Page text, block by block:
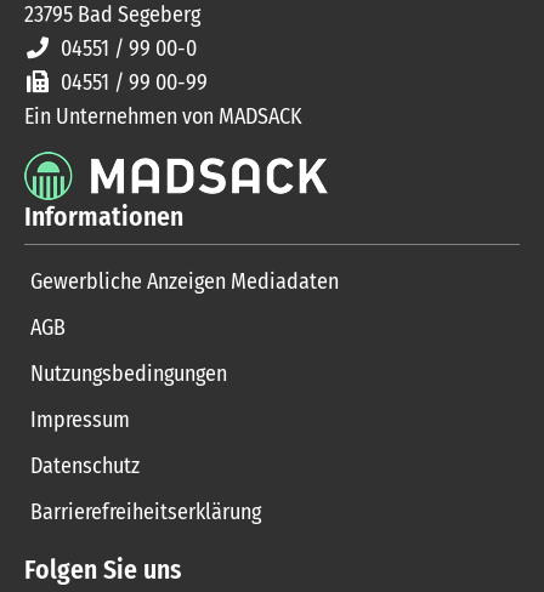
23795 Bad Segeberg
04551 / 99 00-0
04551 / 99 00-99
Ein Unternehmen von MADSACK
Informationen
Gewerbliche Anzeigen Mediadaten
AGB
Nutzungsbedingungen
Impressum
Datenschutz
Barrierefreiheitserklärung
Folgen Sie uns